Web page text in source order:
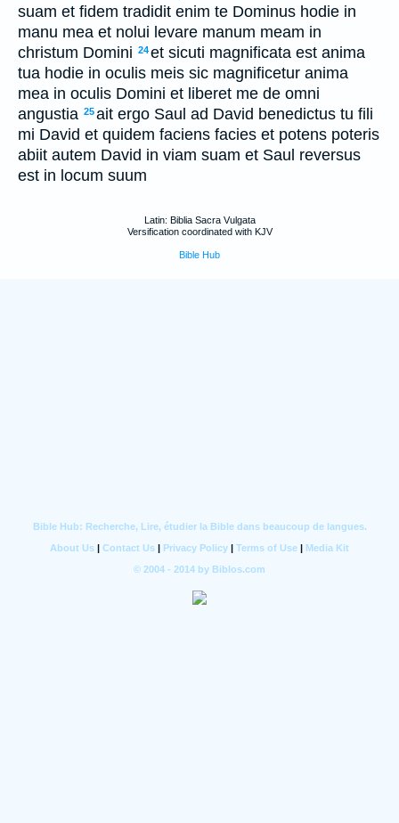
suam et fidem tradidit enim te Dominus hodie in
manu mea et nolui levare manum meam in
christum Domini 24et sicuti magnificata est anima
tua hodie in oculis meis sic magnificetur anima
mea in oculis Domini et liberet me de omni
angustia 25ait ergo Saul ad David benedictus tu fili
mi David et quidem faciens facies et potens poteris
abiit autem David in viam suam et Saul reversus
est in locum suum
Latin: Biblia Sacra Vulgata
Versification coordinated with KJV
Bible Hub